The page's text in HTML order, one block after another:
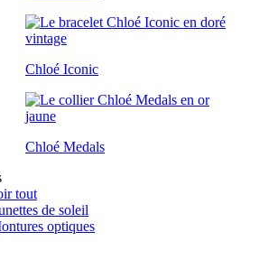
Chloé Iconic
Chloé Medals
tout
de soleil
optiques